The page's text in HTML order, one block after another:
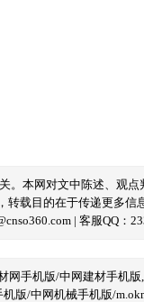
。本网对文中陈述、观
转载目的在于传递更多
| 客服QQ：
网手机版/中网建材手机版
版/中网机械手机版/